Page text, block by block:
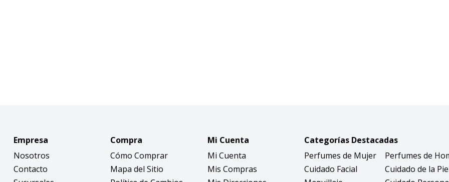
Empresa
Nosotros
Contacto
Compra
Cómo Comprar
Mapa del Sitio
Mi Cuenta
Mi Cuenta
Mis Compras
Categorías Destacadas
Perfumes de Mujer
Perfumes de
Cuidado Facial
Cuidado de la